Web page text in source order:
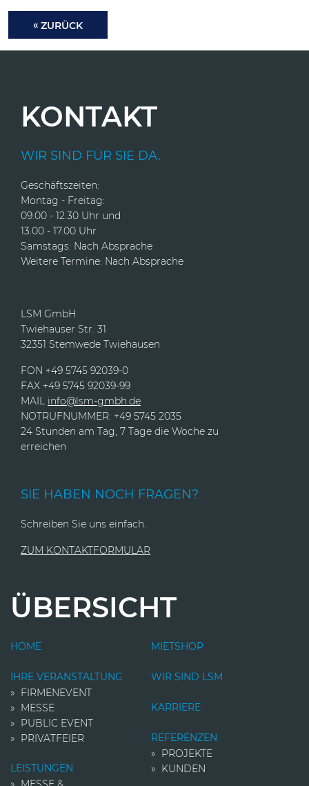
ZURÜCK
KONTAKT
WIR SIND FÜR SIE DA.
Geschäftszeiten:
Montag - Freitag:
09.00 - 12.30 Uhr und
13.00 - 17.00 Uhr
Samstags: Nach Absprache
Weitere Termine: Nach Absprache
LSM GmbH
Twiehauser Str. 31
32351 Stemwede Twiehausen
FON +49 5745 92039-0
FAX +49 5745 92039-99
MAIL info@lsm-gmbh.de
NOTRUFNUMMER: +49 5745 2035
24 Stunden am Tag, 7 Tage die Woche zu
erreichen
SIE HABEN NOCH FRAGEN?
Schreiben Sie uns einfach.
ZUM KONTAKTFORMULAR
ÜBERSICHT
HOME
IHRE VERANSTALTUNG
FIRMENEVENT
MESSE
PUBLIC EVENT
PRIVATFEIER
LEISTUNGEN
MIETSHOP
WIR SIND LSM
KARRIERE
REFERENZEN
PROJEKTE
KUNDEN